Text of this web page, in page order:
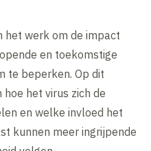
het werk om de impact
en toekomstige
te beperken. Op dit
het virus zich de
en welke invloed het
kunnen meer ingrijpende